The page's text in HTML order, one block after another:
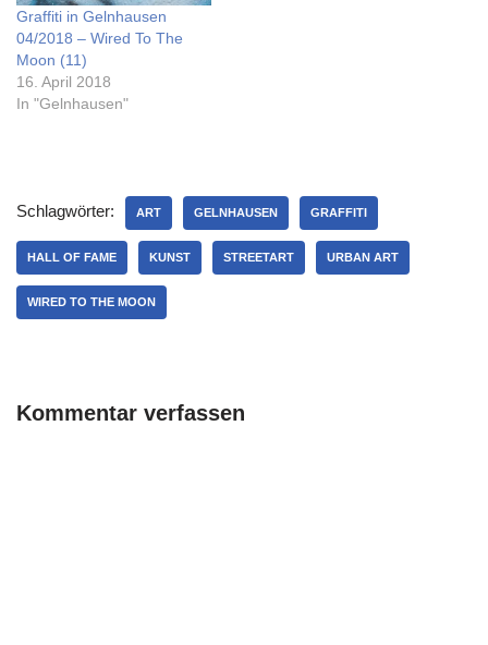
Graffiti in Gelnhausen
04/2018 – Wired To The
Moon (11)
16. April 2018
In "Gelnhausen"
Schlagwörter: ART GELNHAUSEN GRAFFITI
HALL OF FAME KUNST STREETART URBAN ART
WIRED TO THE MOON
Kommentar verfassen